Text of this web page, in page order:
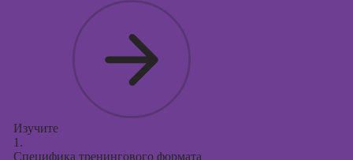
Изучите
1.
Специфика тренингового формата